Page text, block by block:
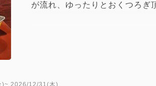
が流れ、ゆったりとおくつろぎ
)~ 2026/12/31(木)